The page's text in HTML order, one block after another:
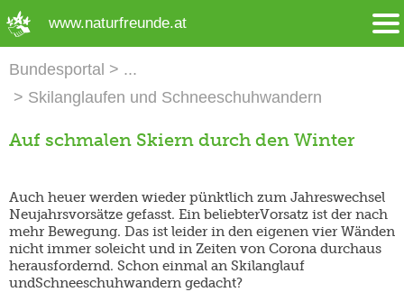
www.naturfreunde.at
Bundesportal
Skilanglaufen und Schneeschuhwandern
Auf schmalen Skiern durch den Winter
Auch heuer werden wieder pünktlich zum Jahreswechsel
Neujahrsvorsätze gefasst. Ein beliebterVorsatz ist der nach
mehr Bewegung. Das ist leider in den eigenen vier Wänden
nicht immer soleicht und in Zeiten von Corona durchaus
herausfordernd. Schon einmal an Skilanglauf
undSchneeschuhwandern gedacht?